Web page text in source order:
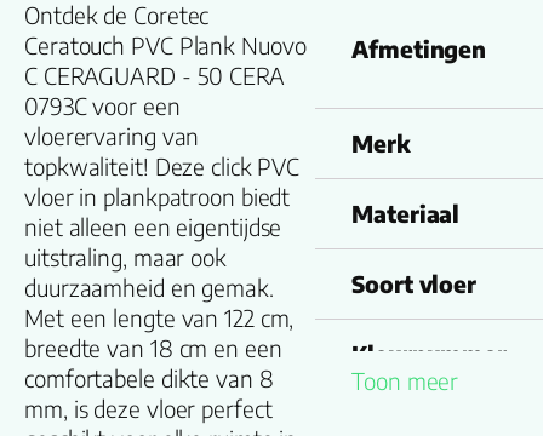
Ontdek de Coretec
Ceratouch PVC Plank Nuovo
C CERAGUARD - 50 CERA
0793C voor een
vloerervaring van
topkwaliteit! Deze click PVC
vloer in plankpatroon biedt
niet alleen een eigentijdse
uitstraling, maar ook
duurzaamheid en gemak.
Met een lengte van 122 cm,
breedte van 18 cm en een
comfortabele dikte van 8
mm, is deze vloer perfect
Afmetingen
Merk
Materiaal
Soort vloer
Kleurnummer
Toon meer